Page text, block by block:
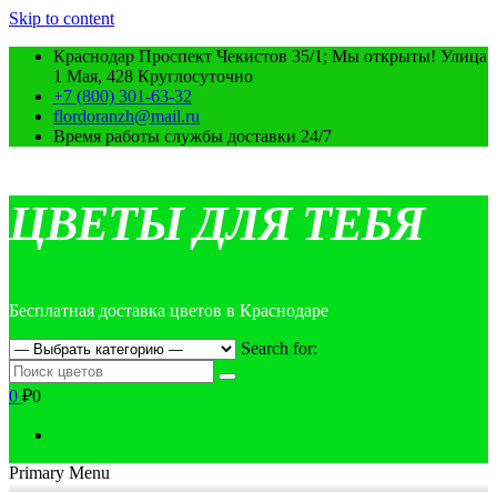
Skip to content
Краснодар Проспект Чекистов 35/1; Мы открыты! Улица
1 Мая, 428 Круглосуточно
+7 (800) 301-63-32
flordoranzh@mail.ru
Время работы службы доставки 24/7
ЦВЕТЫ ДЛЯ ТЕБЯ
Бесплатная доставка цветов в Краснодаре
Search for:
0 ₽0
Primary Menu